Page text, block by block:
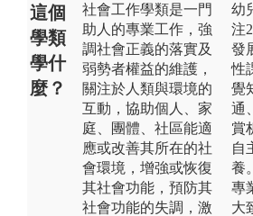
這個
學類
學什
麼？
社會工作學類是一門
助人的專業工作，強
調社會正義的落實及
弱勢者權益的維護，
關注於人類與環境的
互動，協助個人、家
庭、團體、社區能適
應或改善其所在的社
會環境，增強或恢復
其社會功能，預防其
社會功能的失調，激
幼
注
發
性
覺
通
賞
自
養。
專
大